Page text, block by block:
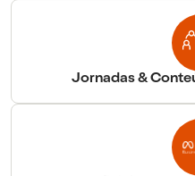
Jornadas &